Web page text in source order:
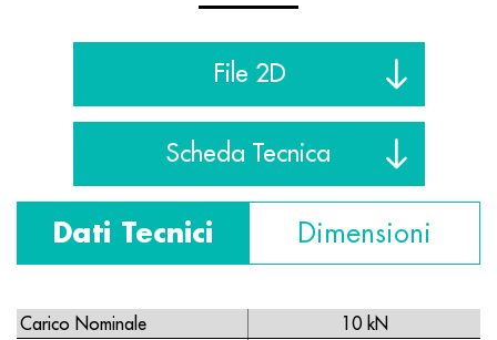
File 2D
Scheda Tecnica
Dati Tecnici Dimensioni
Carico Nominale
10 kN